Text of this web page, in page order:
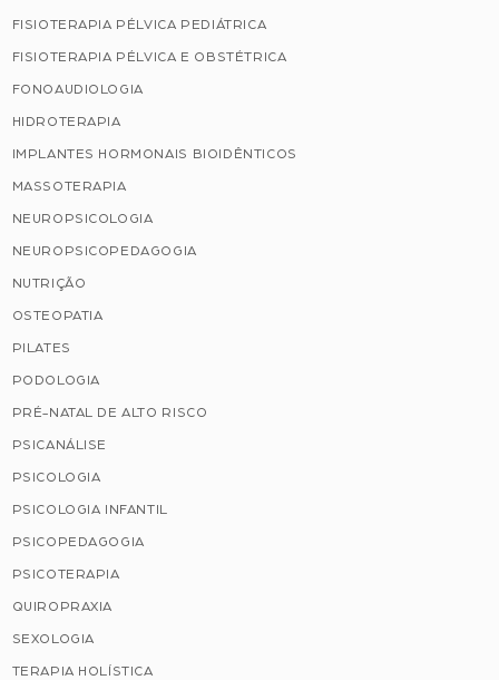
FISIOTERAPIA PÉLVICA PEDIÁTRICA
FISIOTERAPIA PÉLVICA E OBSTÉTRICA
FONOAUDIOLOGIA
HIDROTERAPIA
IMPLANTES HORMONAIS BIOIDÊNTICOS
MASSOTERAPIA
NEUROPSICOLOGIA
NEUROPSICOPEDAGOGIA
NUTRIÇÃO
OSTEOPATIA
PILATES
PODOLOGIA
PRÉ-NATAL DE ALTO RISCO
PSICANÁLISE
PSICOLOGIA
PSICOLOGIA INFANTIL
PSICOPEDAGOGIA
PSICOTERAPIA
QUIROPRAXIA
SEXOLOGIA
TERAPIA HOLÍSTICA